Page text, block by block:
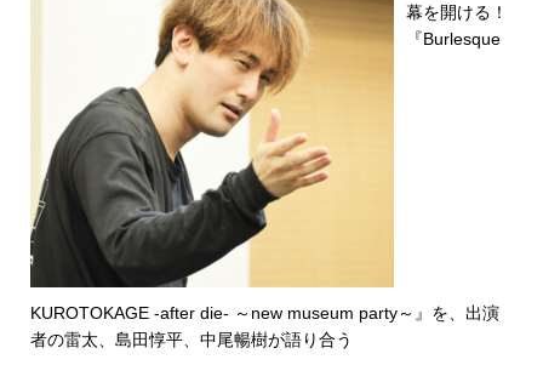
幕を開ける！
『Burlesque
KUROTOKAGE -after die- ～new museum party～』を、出演
者の雷太、島田惇平、中尾暢樹が語り合う